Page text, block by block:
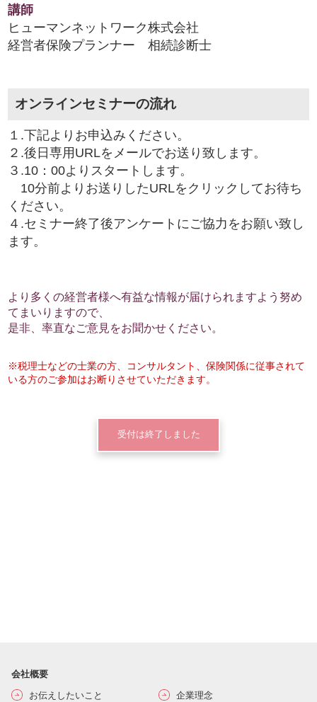
講師
ヒューマンネットワーク株式会社
経営者保険プランナー 相続診断士
オンラインセミナーの流れ
１.下記よりお申込みください。
２.後日専用URLをメールでお送り致します。
３.10：00よりスタートします。
10分前よりお送りしたURLをクリックしてお待ち
ください。
４.セミナー終了後アンケートにご協力をお願い致し
ます。
より多くの経営者様へ有益な情報が届けられますよう努め
てまいりますので、
是非、率直なご意見をお聞かせください。
※税理士などの士業の方、コンサルタント、保険関係に従事されて
いる方のご参加はお断りさせていただきます。
受付は終了しました
会社概要
お伝えしたいこと
企業理念